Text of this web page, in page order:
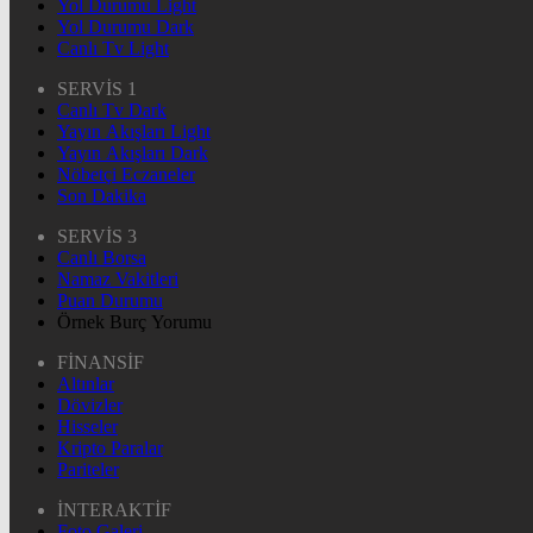
Yol Durumu Light
Yol Durumu Dark
Canlı Tv Light
SERVİS 1
Canlı Tv Dark
Yayın Akışları Light
Yayın Akışları Dark
Nöbetçi Eczaneler
Son Dakika
SERVİS 3
Canlı Borsa
Namaz Vakitleri
Puan Durumu
Örnek Burç Yorumu
FİNANSİF
Altınlar
Dövizler
Hisseler
Kripto Paralar
Pariteler
İNTERAKTİF